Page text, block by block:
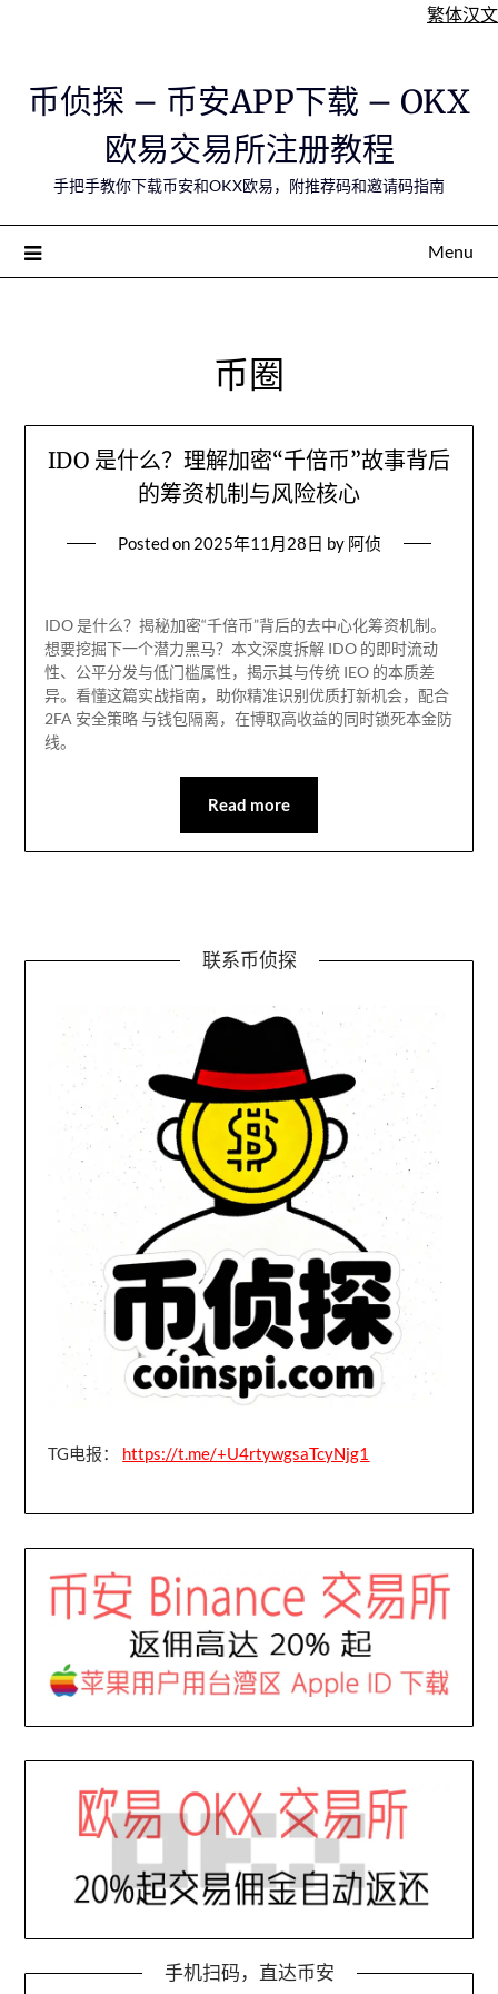
繁体汉文
币侦探 – 币安APP下载 – OKX
欧易交易所注册教程
手把手教你下载币安和OKX欧易，附推荐码和邀请码指南
Menu
币圈
IDO 是什么？理解加密“千倍币”故事背后
的筹资机制与风险核心
Posted on 2025年11月28日 by 阿侦
IDO 是什么？揭秘加密“千倍币”背后的去中心化筹资机制。
想要挖掘下一个潜力黑马？本文深度拆解 IDO 的即时流动
性、公平分发与低门槛属性，揭示其与传统 IEO 的本质差
异。看懂这篇实战指南，助你精准识别优质打新机会，配合
2FA 安全策略 与钱包隔离，在博取高收益的同时锁死本金防
线。
Read more
联系币侦探
TG电报： https://t.me/+U4rtywgsaTcyNjg1
手机扫码，直达币安